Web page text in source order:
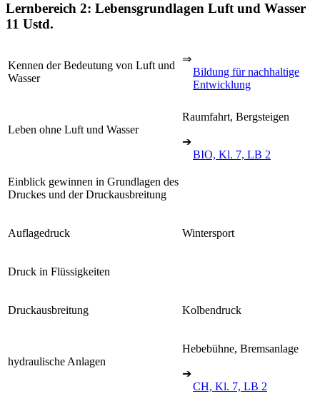
Lernbereich 2: Lebensgrundlagen Luft und Wasser
11 Ustd.
Kennen der Bedeutung von Luft und
Wasser
⇒
Bildung für nachhaltige
Entwicklung
Leben ohne Luft und Wasser
Raumfahrt, Bergsteigen
➔
BIO, Kl. 7, LB 2
Einblick gewinnen in Grundlagen des
Druckes und der Druckausbreitung
Auflagedruck Wintersport
Druck in Flüssigkeiten
Druckausbreitung Kolbendruck
hydraulische Anlagen
Hebebühne, Bremsanlage
➔
CH, Kl. 7, LB 2